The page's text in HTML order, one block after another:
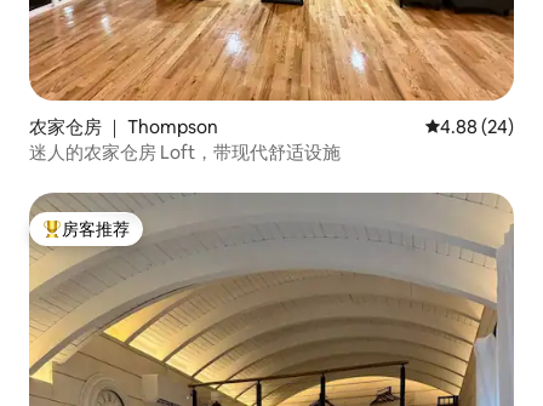
农家仓房 ｜ Thompson 平均评分 4.88
4.88 (24)
迷人的农家仓房 Loft，带现代舒适设施
热门「房客推荐」
房客推荐